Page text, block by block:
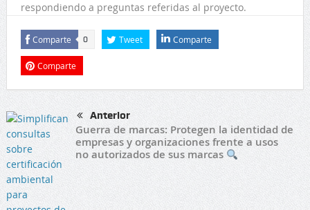
respondiendo a preguntas referidas al proyecto.
Comparte 0 Tweet Comparte
Comparte
Anterior
Guerra de marcas: Protegen la identidad de
empresas y organizaciones frente a usos
no autorizados de sus marcas